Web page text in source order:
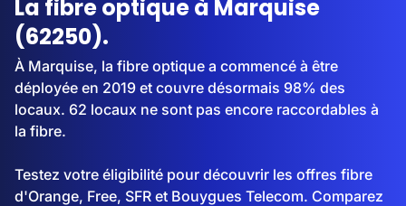
La fibre optique à Marquise
(62250).
À Marquise, la fibre optique a commencé à être
déployée en 2019 et couvre désormais 98% des
locaux. 62 locaux ne sont pas encore raccordables à
la fibre.
Testez votre éligibilité pour découvrir les offres fibre
d'Orange, Free, SFR et Bouygues Telecom. Comparez